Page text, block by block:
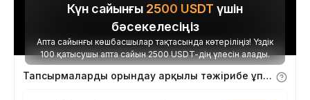
Күн сайынғы 2500 USDT үшін
бәсекелесіңіз
Апта сайынғы көшбасшылар тақтасында көтеріліңіз! Үздік
100 қатысушы апта сайын 2500 USDT-дің үлесін алады.
Тапсырмаларды орындау арқылы тәжірибе ұпайларын алыңыз